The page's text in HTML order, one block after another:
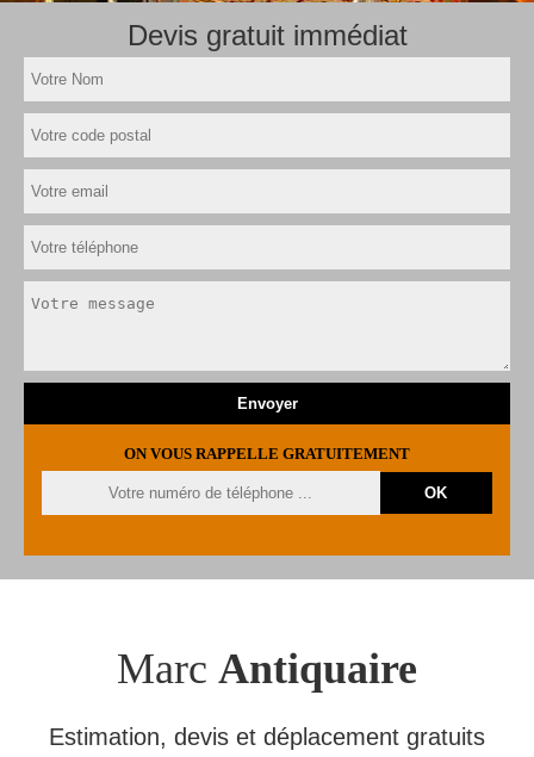
Devis gratuit immédiat
ON VOUS RAPPELLE GRATUITEMENT
Marc Antiquaire
Estimation, devis et déplacement gratuits